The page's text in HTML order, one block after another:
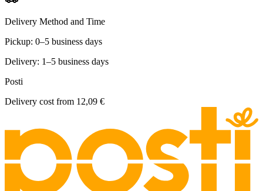
Delivery Method and Time
Pickup: 0–5 business days
Delivery: 1–5 business days
Posti
Delivery cost from 12,09 €